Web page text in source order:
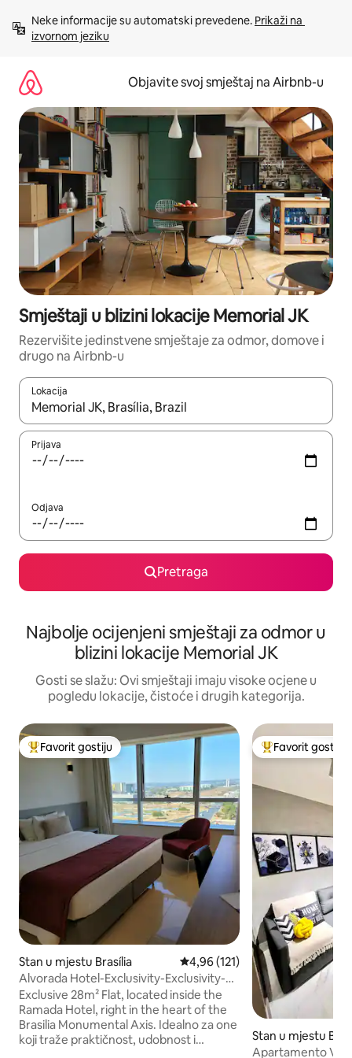
sadržaj
Neke informacije su automatski prevedene. Prikaži na
izvornom jeziku
Objavite svoj smještaj na Airbnb-u
Smještaji u blizini lokacije Memorial JK
Rezervišite jedinstvene smještaje za odmor, domove i
drugo na Airbnb-u
Lokacija
Kad su rezultati dostupni, možete da se krećete kroz njih
Prijava
Odjava
Pretraga
Najbolje ocijenjeni smještaji za odmor u
blizini lokacije Memorial JK
Gosti se slažu: Ovi smještaji imaju visoke ocjene u
pogledu lokacije, čistoće i drugih kategorija.
Glavni favorit gostiju
Favorit gostiju
Stan u mjestu Brasília prosječna ocjena 4,96 od 5,
4,96 (121)
Alvorada Hotel-Exclusivity-Exclusivity-
Monumental
Exclusive 28m² Flat, located inside the
Ramada Hotel, right in the heart of the
Brasilia Monumental Axis. Idealno za one
koji traže praktičnost, udobnost i
Glavni favorit
Favorit gostiju
Stan u mjestu
Apartamento Vila